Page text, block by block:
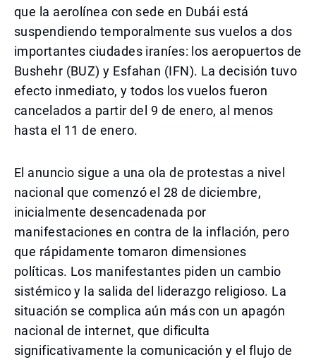
que la aerolínea con sede en Dubái está
suspendiendo temporalmente sus vuelos a dos
importantes ciudades iraníes: los aeropuertos de
Bushehr (BUZ) y Esfahan (IFN). La decisión tuvo
efecto inmediato, y todos los vuelos fueron
cancelados a partir del 9 de enero, al menos
hasta el 11 de enero.
El anuncio sigue a una ola de protestas a nivel
nacional que comenzó el 28 de diciembre,
inicialmente desencadenada por
manifestaciones en contra de la inflación, pero
que rápidamente tomaron dimensiones
políticas. Los manifestantes piden un cambio
sistémico y la salida del liderazgo religioso. La
situación se complica aún más con un apagón
nacional de internet, que dificulta
significativamente la comunicación y el flujo de